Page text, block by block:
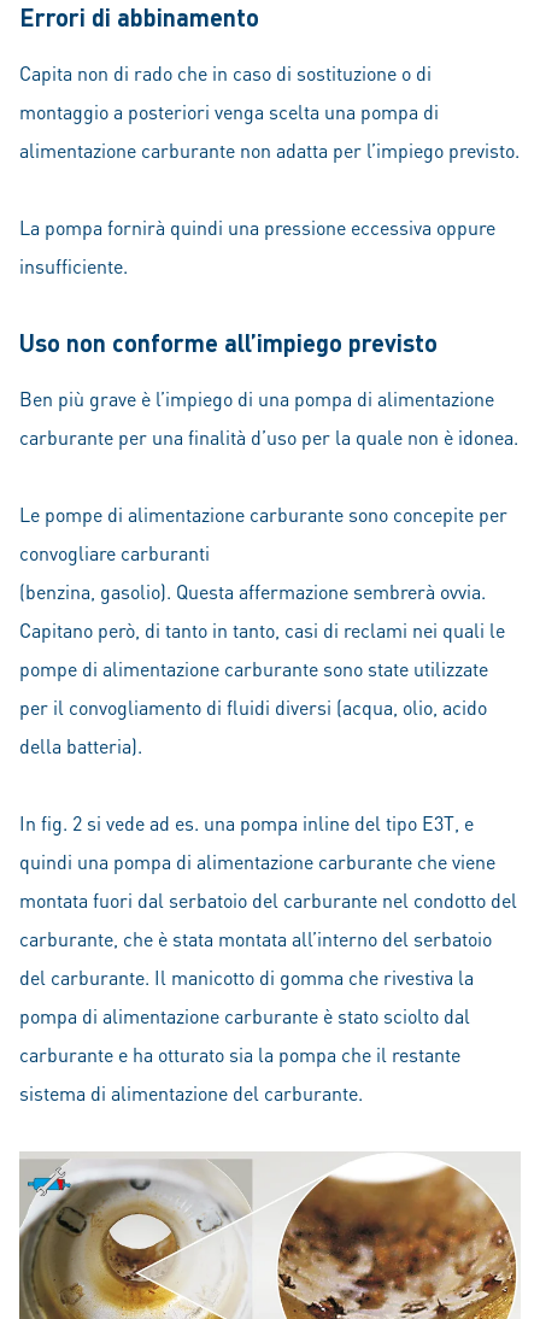
Errori di abbinamento
Capita non di rado che in caso di sostituzione o di
montaggio a posteriori venga scelta una pompa di
alimentazione carburante non adatta per l’impiego previsto.
La pompa fornirà quindi una pressione eccessiva oppure
insufficiente.
Uso non conforme all’impiego previsto
Ben più grave è l’impiego di una pompa di alimentazione
carburante per una finalità d’uso per la quale non è idonea.
Le pompe di alimentazione carburante sono concepite per
convogliare carburanti
(benzina, gasolio). Questa affermazione sembrerà ovvia.
Capitano però, di tanto in tanto, casi di reclami nei quali le
pompe di alimentazione carburante sono state utilizzate
per il convogliamento di fluidi diversi (acqua, olio, acido
della batteria).
In fig. 2 si vede ad es. una pompa inline del tipo E3T, e
quindi una pompa di alimentazione carburante che viene
montata fuori dal serbatoio del carburante nel condotto del
carburante, che è stata montata all’interno del serbatoio
del carburante. Il manicotto di gomma che rivestiva la
pompa di alimentazione carburante è stato sciolto dal
carburante e ha otturato sia la pompa che il restante
sistema di alimentazione del carburante.